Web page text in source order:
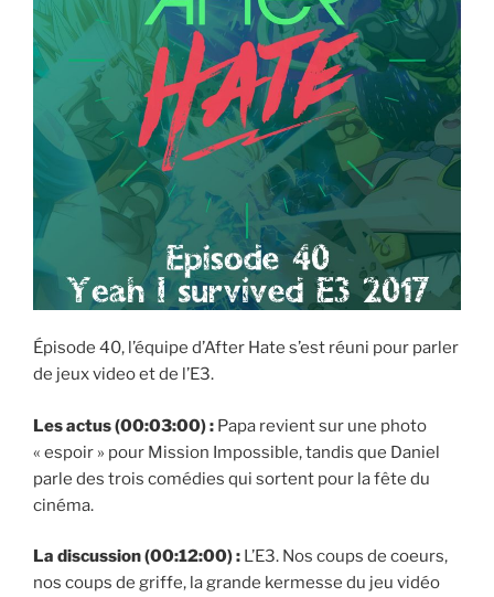
Épisode 40, l’équipe d’After Hate s’est réuni pour parler
de jeux video et de l’E3.
Les actus (00:03:00) : Papa revient sur une photo
« espoir » pour Mission Impossible, tandis que Daniel
parle des trois comédies qui sortent pour la fête du
cinéma.
La discussion (00:12:00) : L’E3. Nos coups de coeurs,
nos coups de griffe, la grande kermesse du jeu vidéo